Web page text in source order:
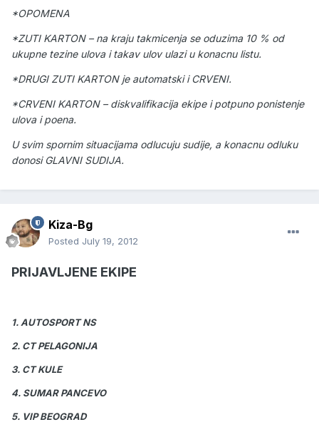
*OPOMENA
*ZUTI KARTON – na kraju takmicenja se oduzima 10 % od
ukupne tezine ulova i takav ulov ulazi u konacnu listu.
*DRUGI ZUTI KARTON je automatski i CRVENI.
*CRVENI KARTON – diskvalifikacija ekipe i potpuno ponistenje
ulova i poena.
U svim spornim situacijama odlucuju sudije, a konacnu odluku
donosi GLAVNI SUDIJA.
Kiza-Bg
Posted July 19, 2012
PRIJAVLJENE EKIPE
1. AUTOSPORT NS
2. CT PELAGONIJA
3. CT KULE
4. SUMAR PANCEVO
5. VIP BEOGRAD